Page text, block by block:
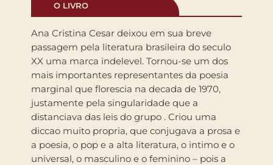
O LIVRO
Ana Cristina Cesar deixou em sua breve
passagem pela literatura brasileira do seculo
XX uma marca indelevel. Tornou-se um dos
mais importantes representantes da poesia
marginal que florescia na decada de 1970,
justamente pela singularidade que a
distanciava das leis do grupo . Criou uma
diccao muito propria, que conjugava a prosa e
a poesia, o pop e a alta literatura, o intimo e o
universal, o masculino e o feminino – pois a